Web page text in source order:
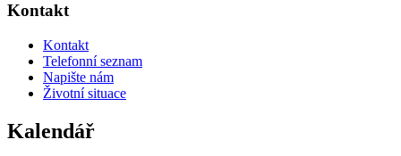
Kontakt
Kontakt
Telefonní seznam
Napište nám
Životní situace
Kalendář